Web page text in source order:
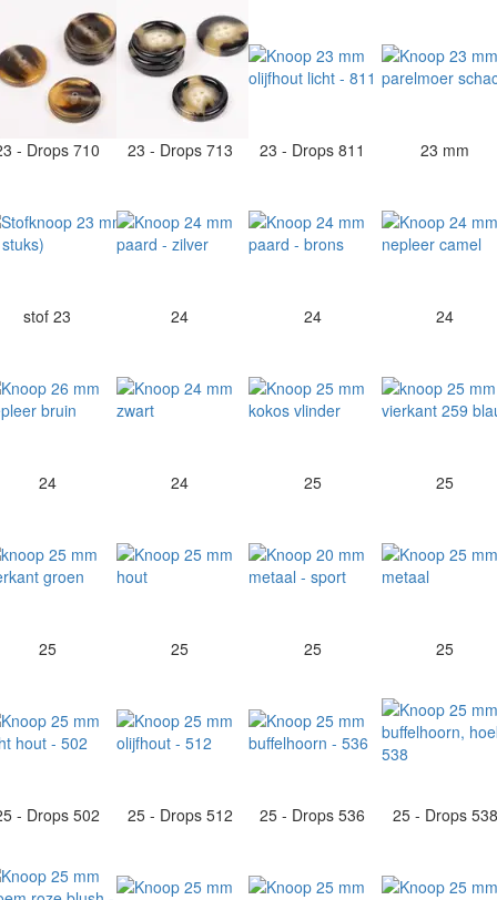
- Drops 710 23 - Drops 713 23 - Drops 811 23 mm
stof 23 24 24 24
24 24 25 25
25 25 25 25
- Drops 502 25 - Drops 512 25 - Drops 536 25 - Drops